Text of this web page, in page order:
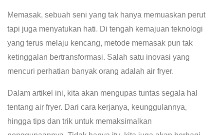
Memasak, sebuah seni yang tak hanya memuaskan perut
tapi juga menyatukan hati. Di tengah kemajuan teknologi
yang terus melaju kencang, metode memasak pun tak
ketinggalan bertransformasi. Salah satu inovasi yang
mencuri perhatian banyak orang adalah air fryer.
Dalam artikel ini, kita akan mengupas tuntas segala hal
tentang air fryer. Dari cara kerjanya, keunggulannya,
hingga tips dan trik untuk memaksimalkan